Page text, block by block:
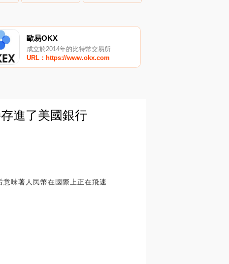
歐易OKX
成立於2014年的比特幣交易所
URL：https://www.okx.com
進了美國銀行
味著人民幣在國際上正在飛速